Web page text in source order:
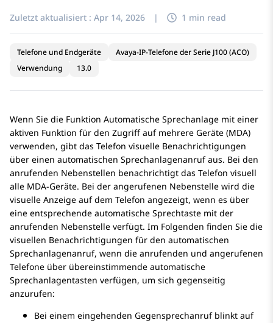
Zuletzt aktualisiert : Apr 14, 2026 | 1 min read
Telefone und Endgeräte
Avaya-IP-Telefone der Serie J100 (ACO)
Verwendung
13.0
Wenn Sie die Funktion Automatische Sprechanlage mit einer
aktiven Funktion für den Zugriff auf mehrere Geräte (MDA)
verwenden, gibt das Telefon visuelle Benachrichtigungen
über einen automatischen Sprechanlagenanruf aus. Bei den
anrufenden Nebenstellen benachrichtigt das Telefon visuell
alle MDA-Geräte. Bei der angerufenen Nebenstelle wird die
visuelle Anzeige auf dem Telefon angezeigt, wenn es über
eine entsprechende automatische Sprechtaste mit der
anrufenden Nebenstelle verfügt. Im Folgenden finden Sie die
visuellen Benachrichtigungen für den automatischen
Sprechanlagenanruf, wenn die anrufenden und angerufenen
Telefone über übereinstimmende automatische
Sprechanlagentasten verfügen, um sich gegenseitig
anzurufen:
Bei einem eingehenden Gegensprechanruf blinkt auf